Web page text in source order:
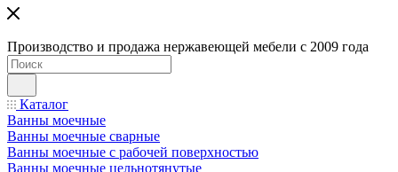
Производство и продажа нержавеющей мебели с 2009 года
Каталог
Ванны моечные
Ванны моечные сварные
Ванны моечные с рабочей поверхностью
Ванны моечные цельнотянутые